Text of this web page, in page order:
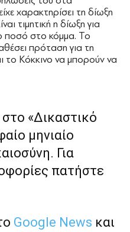
χαρακτηρίσει τη δίωξη
τιμητική η δίωξη για
ποσό στο κόμμα. Το
πρόταση για τη
το Κόκκινο να μπορούν να
«Δικαστικό
μηνιαίο
Για
πατήστε
Google News και